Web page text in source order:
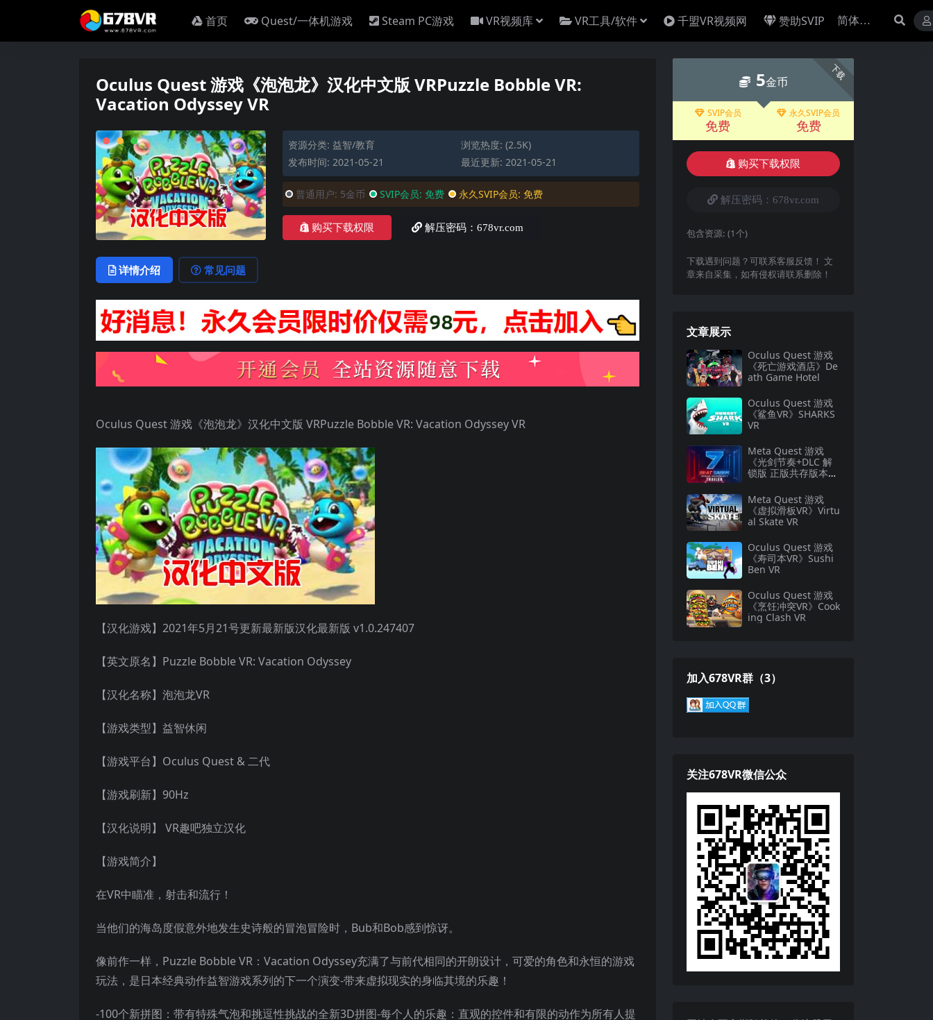
首页 Quest/一体机游戏 Steam PC游戏 VR视频库 VR工具/软件 千盟VR视频网 赞助SVIP
Oculus Quest 游戏《泡泡龙》汉化中文版 VRPuzzle Bobble VR:
Vacation Odyssey VR
资源分类: 益智/教育
浏览热度: (2.5K)
发布时间: 2021-05-21
最近更新: 2021-05-21
普通用户: 5金币 SVIP会员: 免费 永久SVIP会员: 免费
购买下载权限 解压密码：678vr.com
详情介绍 常见问题
Oculus Quest 游戏《泡泡龙》汉化中文版 VRPuzzle Bobble VR: Vacation Odyssey VR
【汉化游戏】2021年5月21号更新最新版汉化最新版 v1.0.247407
【英文原名】Puzzle Bobble VR: Vacation Odyssey
【汉化名称】泡泡龙VR
【游戏类型】益智休闲
【游戏平台】Oculus Quest & 二代
【游戏刷新】90Hz
【汉化说明】 VR趣吧独立汉化
【游戏简介】
在VR中瞄准，射击和流行！
当他们的海岛度假意外地发生史诗般的冒泡冒险时，Bub和Bob感到惊讶。
像前作一样，Puzzle Bobble VR：Vacation Odyssey充满了与前代相同的开朗设计，可爱的角色和永恒的游戏
玩法，是日本经典动作益智游戏系列的下一个演变-带来虚拟现实的身临其境的乐趣！
-100个新拼图：带有特殊气泡和挑逗性挑战的全新3D拼图-每个人的乐趣：直观的控件和有限的动作为所有人提
下载
5金币
SVIP会员
免费
永久SVIP会员
免费
购买下载权限
解压密码：678vr.com
包含资源: (1个)
下载遇到问题？可联系客服反馈！ 文
章来自采集，如有侵权请联系删除！
文章展示
Oculus Quest 游戏
《死亡游戏酒店》De
ath Game Hotel
Oculus Quest 游戏
《鲨鱼VR》SHARKS
VR
Meta Quest 游戏
《光剑节奏+DLC 解
锁版 正版共存版本》
Meta Quest 游戏
《虚拟滑板VR》Virtu
al Skate VR
Oculus Quest 游戏
《寿司本VR》Sushi
Ben VR
Oculus Quest 游戏
《烹饪冲突VR》Cook
ing Clash VR
加入678VR群（3）
关注678VR微信公众